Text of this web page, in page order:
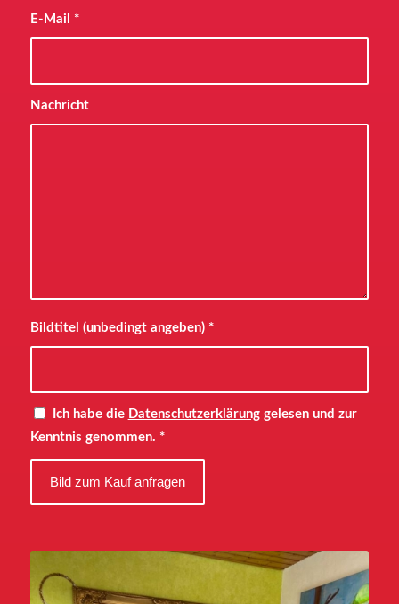
E-Mail *
Nachricht
Bildtitel (unbedingt angeben) *
Ich habe die Datenschutzerklärunggelesen und zur
Kenntnis genommen. *